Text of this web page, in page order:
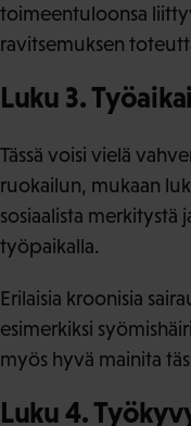
toimeentuloonsa
ravitsemuksen
Luku 3.
Tässä voisi vielä
ruokailun, mukaan
sosiaalista merkitystä
työpaikalla.
Erilaisia kroonisia
esimerkiksi
myös hyvä mainita
Luku 4.